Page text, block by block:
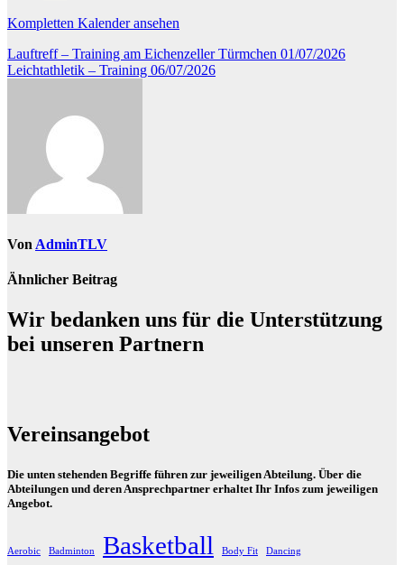
Kompletten Kalender ansehen
Beitragsnavigation
Lauftreff – Training am Eichenzeller Türmchen 01/07/2026
Leichtathletik – Training 06/07/2026
Von AdminTLV
Ähnlicher Beitrag
Wir bedanken uns für die Unterstützung
bei unseren Partnern
Vereinsangebot
Die unten stehenden Begriffe führen zur jeweiligen Abteilung. Über die
Abteilungen und deren Ansprechpartner erhaltet Ihr Infos zum jeweiligen
Angebot.
Aerobic Badminton Basketball Body Fit
Dancing